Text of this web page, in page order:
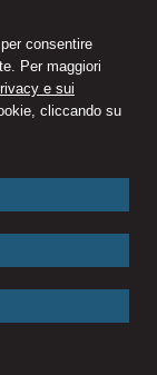
consentire
Per maggiori
e sui
cliccando su